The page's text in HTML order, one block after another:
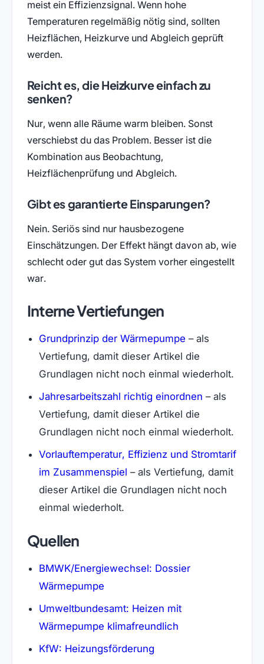
meist ein Effizienzsignal. Wenn hohe
Temperaturen regelmäßig nötig sind, sollten
Heizflächen, Heizkurve und Abgleich geprüft
werden.
Reicht es, die Heizkurve einfach zu
senken?
Nur, wenn alle Räume warm bleiben. Sonst
verschiebst du das Problem. Besser ist die
Kombination aus Beobachtung,
Heizflächenprüfung und Abgleich.
Gibt es garantierte Einsparungen?
Nein. Seriös sind nur hausbezogene
Einschätzungen. Der Effekt hängt davon ab, wie
schlecht oder gut das System vorher eingestellt
war.
Interne Vertiefungen
Grundprinzip der Wärmepumpe – als
Vertiefung, damit dieser Artikel die
Grundlagen nicht noch einmal wiederholt.
Jahresarbeitszahl richtig einordnen – als
Vertiefung, damit dieser Artikel die
Grundlagen nicht noch einmal wiederholt.
Vorlauftemperatur, Effizienz und Stromtarif
im Zusammenspiel – als Vertiefung, damit
dieser Artikel die Grundlagen nicht noch
einmal wiederholt.
Quellen
BMWK/Energiewechsel: Dossier
Wärmepumpe(öffnet in neuem Tab)
Umweltbundesamt: Heizen mit
Wärmepumpe klimafreundlich(öffnet in neuem
KfW: Heizungsförderung(öffnet in neuem Tab)